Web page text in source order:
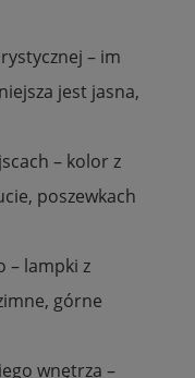
– im
jest jasna,
– kolor z
poszewkach
– lampki z
górne
wnętrza –